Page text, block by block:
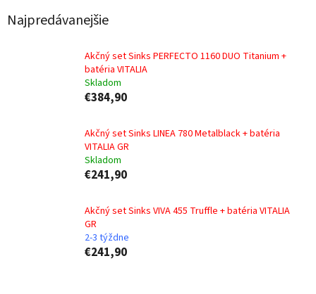
Najpredávanejšie
Akčný set Sinks PERFECTO 1160 DUO Titanium +
batéria VITALIA
Skladom
€384,90
Akčný set Sinks LINEA 780 Metalblack + batéria
VITALIA GR
Skladom
€241,90
Akčný set Sinks VIVA 455 Truffle + batéria VITALIA
GR
2-3 týždne
€241,90